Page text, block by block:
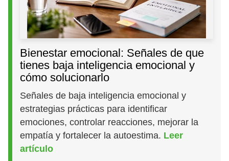
Bienestar emocional: Señales de que
tienes baja inteligencia emocional y
cómo solucionarlo
Señales de baja inteligencia emocional y
estrategias prácticas para identificar
emociones, controlar reacciones, mejorar la
empatía y fortalecer la autoestima. Leer
artículo